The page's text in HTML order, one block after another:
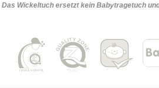
Das Wickeltuch ersetzt kein Babytragetuch